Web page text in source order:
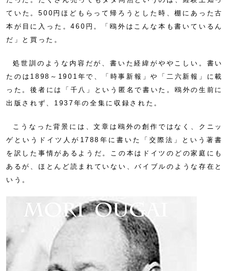
ていた。500円ほどもらって帰ろうとした時、棚にあった古
本が目に入った。460円。「鴎外はこんな本も書いているん
だ」と買った。
処世訓のような内容だが、書いた経緯がややこしい。書い
たのは1898～1901年で、「時事新報」や「二六新報」に載
った。後者には「千八」という匿名で書いた。鴎外の生前に
出版されず、1937年の全集に収録された。
こうなった背景には、文章は鴎外の創作ではなく、クニッ
ゲというドイツ人が1788年に書いた「交際法」という著書
を訳した事情があるようだ。この本はドイツのどの家庭にも
あるが、ほとんど読まれていない、バイブルのような存在と
いう。